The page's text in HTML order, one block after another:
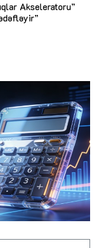
Akseleratoru”